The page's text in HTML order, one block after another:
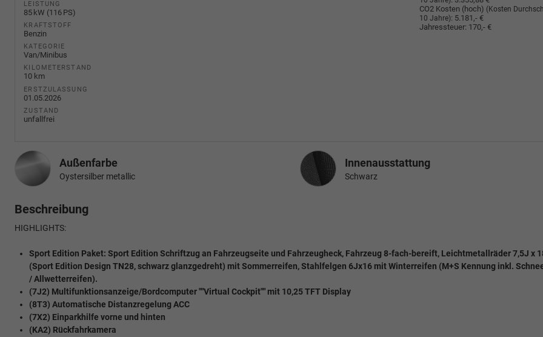
LEISTUNG
85 kW (116 PS)
KRAFTSTOFF
Benzin
KATEGORIE
Van/Minibus
KILOMETERSTAND
10 km
ERSTZULASSUNG
01.05.2026
ZUSTAND
unfallfrei
CO2 Kosten (hoch) (Kosten
10 Jahre): 5.181,- €
Jahressteuer: 170,- €
Außenfarbe
Oystersilber metallic
InnenausstattungInnenausstattung
Schwarz
Beschreibung
HIGHLIGHTS:
Sport Edition Paket: Sport Edition Schriftzug an Fahrzeugseite und Fahrzeugheck, Fahrzeug 8-fach-bereift, Leichtmetallräder 7,5J x
(Sport Edition Design TN28, schwarz glanzgedreht) mit Sommerreifen, Stahlfelgen 6Jx16 mit Winterreifen (M+S Kennung inkl.
/ Allwetterreifen).
(7J2) Multifunktionsanzeige/Bordcomputer ""Virtual Cockpit"" mit 10,25 TFT Display
(8T3) Automatische Distanzregelung ACC
(7X2) Einparkhilfe vorne und hinten
(KA2) Rückfahrkamera